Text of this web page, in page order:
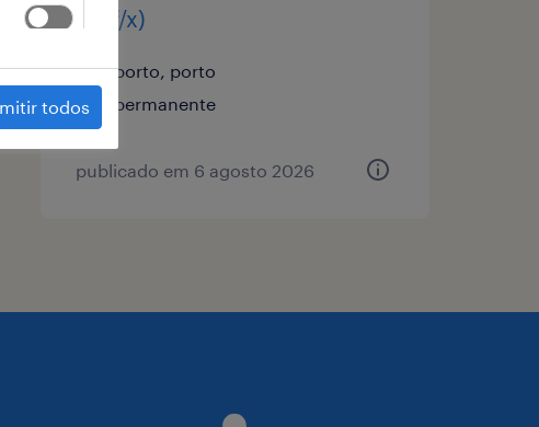
(m/f/x)
porto, porto
permanente
publicado em 6 agosto 2026
todos